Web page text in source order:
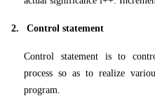
2. Control statement
Control statement is to contr
process so as to realize vari
program.